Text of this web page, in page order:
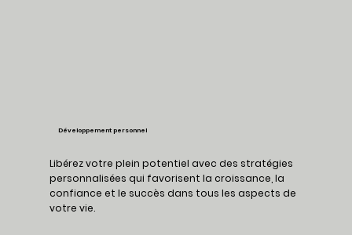
Développement personnel
Libérez votre plein potentiel avec des stratégies
personnalisées qui favorisent la croissance, la
confiance et le succès dans tous les aspects de
votre vie.